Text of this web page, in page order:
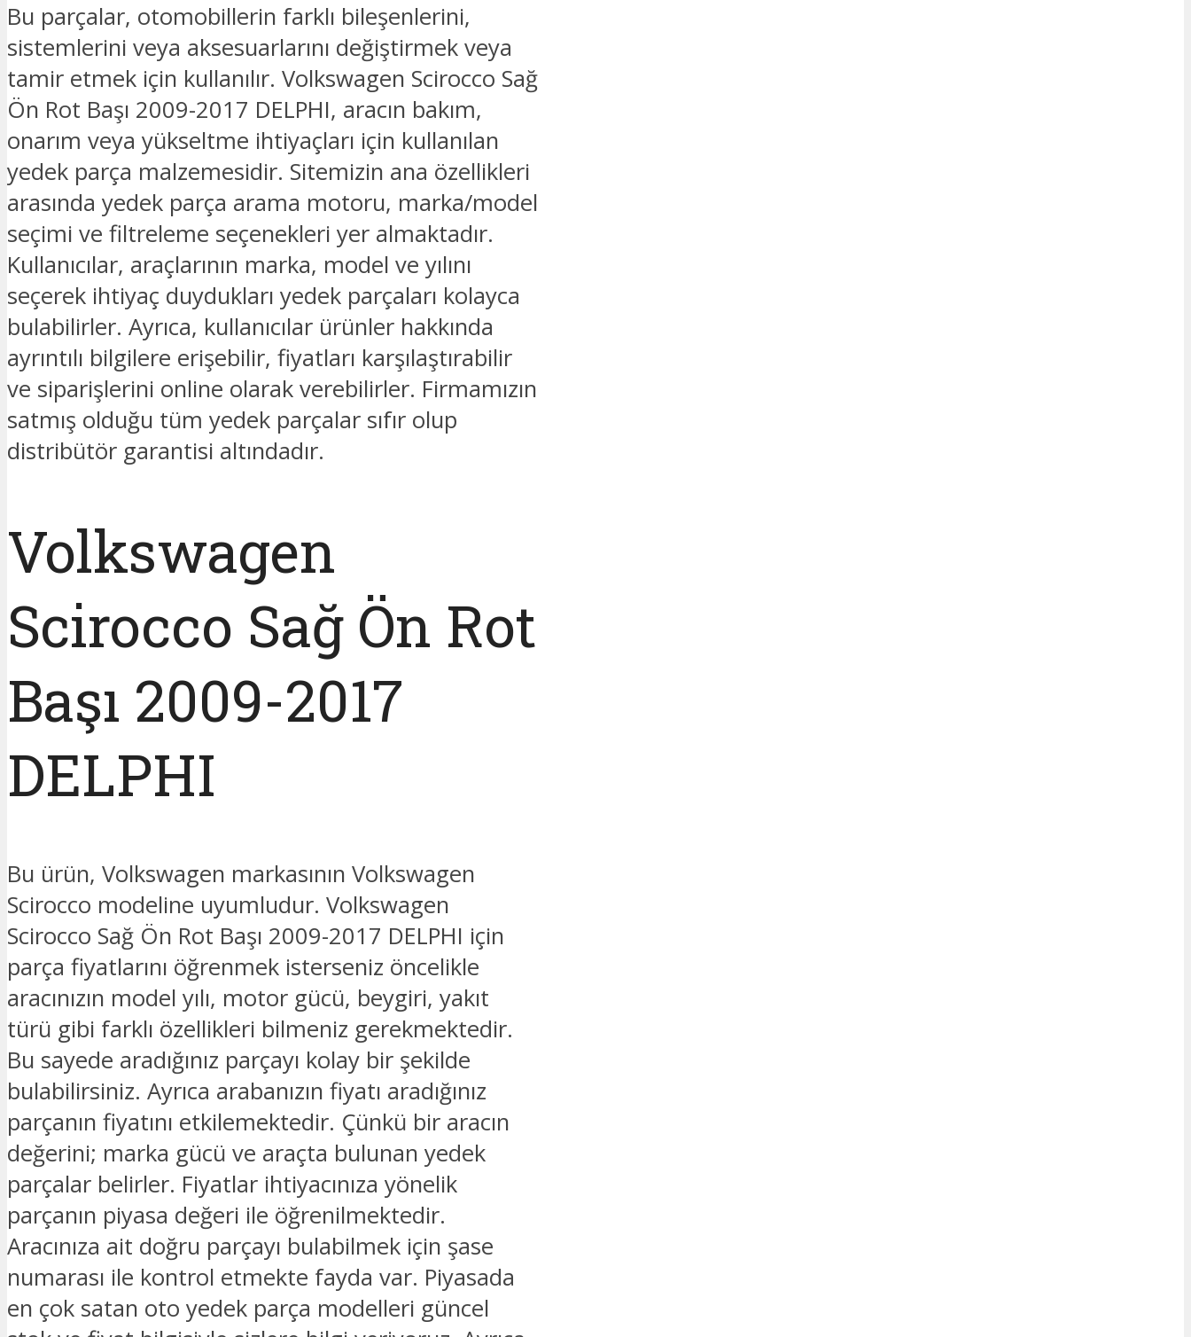
Bu parçalar, otomobillerin farklı bileşenlerini,
sistemlerini veya aksesuarlarını değiştirmek veya
tamir etmek için kullanılır. Volkswagen Scirocco Sağ
Ön Rot Başı 2009-2017 DELPHI, aracın bakım,
onarım veya yükseltme ihtiyaçları için kullanılan
yedek parça malzemesidir. Sitemizin ana özellikleri
arasında yedek parça arama motoru, marka/model
seçimi ve filtreleme seçenekleri yer almaktadır.
Kullanıcılar, araçlarının marka, model ve yılını
seçerek ihtiyaç duydukları yedek parçaları kolayca
bulabilirler. Ayrıca, kullanıcılar ürünler hakkında
ayrıntılı bilgilere erişebilir, fiyatları karşılaştırabilir
ve siparişlerini online olarak verebilirler. Firmamızın
satmış olduğu tüm yedek parçalar sıfır olup
distribütör garantisi altındadır.
Volkswagen
Scirocco Sağ Ön Rot
Başı 2009-2017
DELPHI
Bu ürün, Volkswagen markasının Volkswagen
Scirocco modeline uyumludur. Volkswagen
Scirocco Sağ Ön Rot Başı 2009-2017 DELPHI için
parça fiyatlarını öğrenmek isterseniz öncelikle
aracınızın model yılı, motor gücü, beygiri, yakıt
türü gibi farklı özellikleri bilmeniz gerekmektedir.
Bu sayede aradığınız parçayı kolay bir şekilde
bulabilirsiniz. Ayrıca arabanızın fiyatı aradığınız
parçanın fiyatını etkilemektedir. Çünkü bir aracın
değerini; marka gücü ve araçta bulunan yedek
parçalar belirler. Fiyatlar ihtiyacınıza yönelik
parçanın piyasa değeri ile öğrenilmektedir.
Aracınıza ait doğru parçayı bulabilmek için şase
numarası ile kontrol etmekte fayda var. Piyasada
en çok satan oto yedek parça modelleri güncel